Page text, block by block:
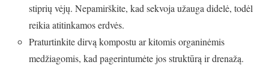
stiprių vėjų. Nepamirškite, kad sekvoja užauga didelė, todėl
reikia atitinkamos erdvės.
Praturtinkite dirvą kompostu ar kitomis organinėmis
medžiagomis, kad pagerintumėte jos struktūrą ir drenažą.